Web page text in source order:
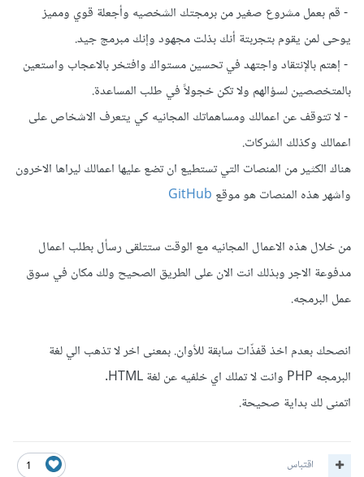
- قم بعمل مشروع صغير من برمجتك الشخصيه وأجعلة قوي ومميز
يوحى لمن يقوم بتجربتة أنك بذلت مجهود وإنك مبرمج جيد.
- إهتم بالإنتقاد واجتهد في تحسين مستواك وافتخر بالاعجاب واستعين
بالمتخصصين لسؤالهم ولا تكن خجولاً في طلب المساعدة.
- لا تتوقف عن اعمالك ومساهماتك المجانيه كي يتعرف الاشخاص على
اعمالك وكذلك الشركات.
هناك الكثير من المنصات التي تستطيع ان تضع عليها اعمالك ليراها الاخرون
واشهر هذه المنصات هو موقع GitHub
من خلال هذه الاعمال المجانيه مع الوقت ستتلقى رسأل بطلب اعمال
مدفوعة الاجر وبذلك انت الان على الطريق الصحيح ولك مكان في سوق
عمل البرمجه.
انصحك بعدم اخذ قفذّات سابقة للأوان. بمعنى اخر لا تذهب الي لغة
البرمجه PHP وانت لا تملك اي خلفيه عن لغة HTML.
اتمنى لك بداية صحيحة.
1 اقتباس